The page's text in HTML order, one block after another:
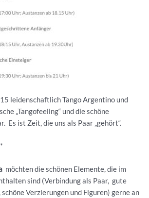
leidenschaftlich Tango Argentino und
„Tangofeeling“ und die schöne
Es ist Zeit, die uns als Paar „gehört“.
möchten die schönen Elemente, die im
sind (Verbindung als Paar, gute
schöne Verzierungen und Figuren) gerne an